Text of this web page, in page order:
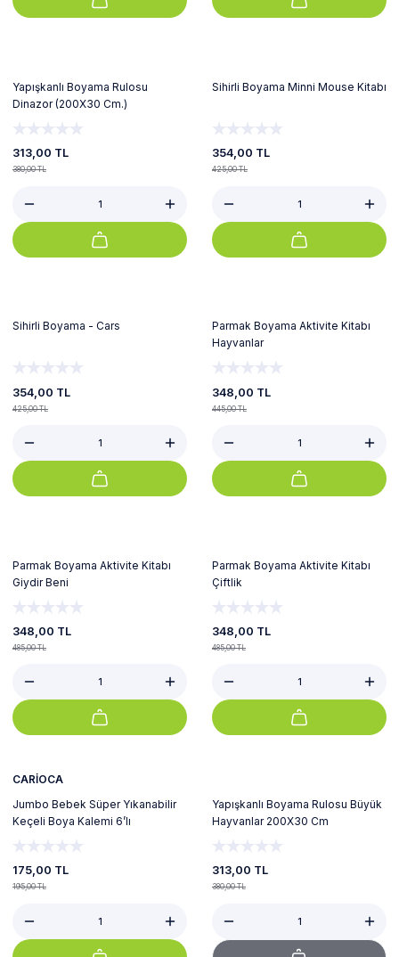
Yapışkanlı Boyama Rulosu
Dinazor (200X30 Cm.)
313,00 TL
380,00 TL
Sihirli Boyama Minni Mouse Kitabı
354,00 TL
425,00 TL
Sihirli Boyama - Cars
354,00 TL
425,00 TL
Parmak Boyama Aktivite Kitabı
Hayvanlar
348,00 TL
445,00 TL
Parmak Boyama Aktivite Kitabı
Giydir Beni
348,00 TL
485,00 TL
Parmak Boyama Aktivite Kitabı
Çiftlik
348,00 TL
485,00 TL
CARİOCA
Jumbo Bebek Süper Yıkanabilir
Keçeli Boya Kalemi 6’lı
175,00 TL
195,00 TL
Yapışkanlı Boyama Rulosu Büyük
Hayvanlar 200X30 Cm
313,00 TL
380,00 TL